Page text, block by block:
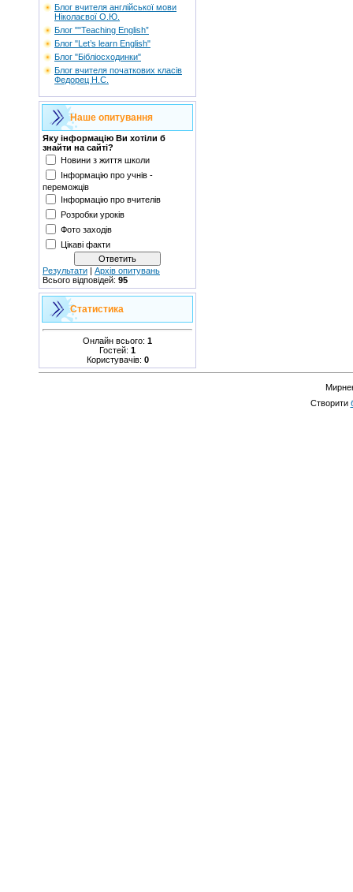
Блог вчителя англійської мови
Ніколаєвої О.Ю.
Блог ""Teaching English”
Блог "Let’s learn English"
Блог "Бібліосходинки"
Блог вчителя початкових класів
Федорец Н.С.
Наше опитування
Яку інформацію Ви хотіли б
знайти на сайті?
Новини з життя школи
Інформацію про учнів -
переможців
Інформацію про вчителів
Розробки уроків
Фото заходів
Цікаві факти
Результати | Архів опитувань
Всього відповідей: 95
Статистика
Онлайн всього: 1
Гостей: 1
Користувачів: 0
Створити